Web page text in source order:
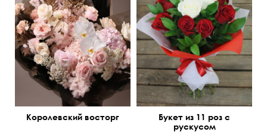
Озотамнус, орхидея
ванда, аспарагус,
сухоцветы
Королевский восторг
Двойной фетр
50 см
40 см
Букет из 11 роз с
рускусом